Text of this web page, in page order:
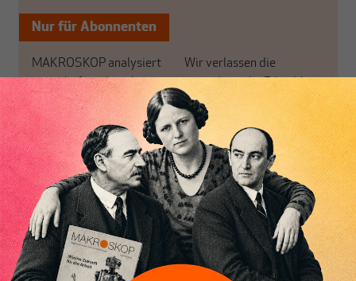
Nur für Abonnenten
MAKROSKOP analysiert
wirtschaftspolitische
Themen aus einer
postkeynesianischen
Perspektive und ist damit
in Deutschland einzigartig.
MAKROSKOP steht für
das große Ganze. Wir
haben einen Blick auf
Geld, Wirtschaft und
Politik, den Sie so
woanders nicht finden.
Wir verlassen die
journalistische Filterblase,
in der sich viele
eingerichtet haben. Wir
öffnen Fenster und
bringen frische Luft in die
engen und verstaubten
Debattenräume.
Brauchen Sie auch frische
Luft? Dann folgen Sie
einfach dem Button.